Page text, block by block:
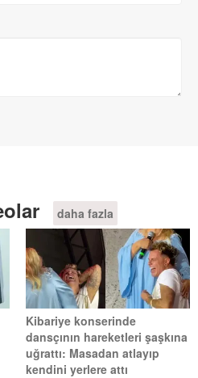
daha fazla
Kibariye konserinde
dansçının hareketleri şaşkına
uğrattı: Masadan atlayıp
kendini yerlere attı